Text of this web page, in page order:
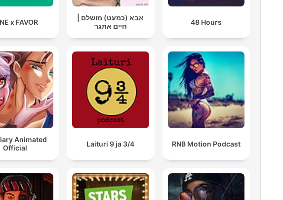
x FAVOR
אבא (כמעט) מושלם |
חיים אתגר
48 Hours
Animated
Official
Laituri 9 ja 3/4 RNB Motion Podcast